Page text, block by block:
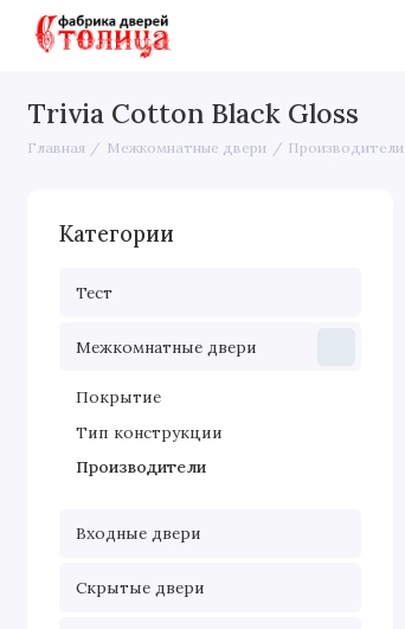
Trivia Cotton Black Gloss
Главная Межкомнатные двери Производители
Категории
Тест
Межкомнатные двери
Покрытие
Тип конструкции
Производители
Входные двери
Скрытые двери